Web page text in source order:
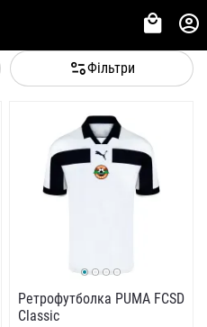
Фільтри
Ретрофутболка PUMA FCSD
Classic